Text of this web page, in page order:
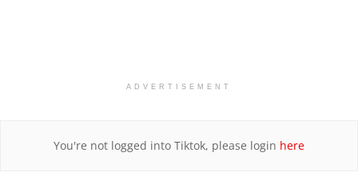
ADVERTISEMENT
You're not logged into Tiktok, please login here